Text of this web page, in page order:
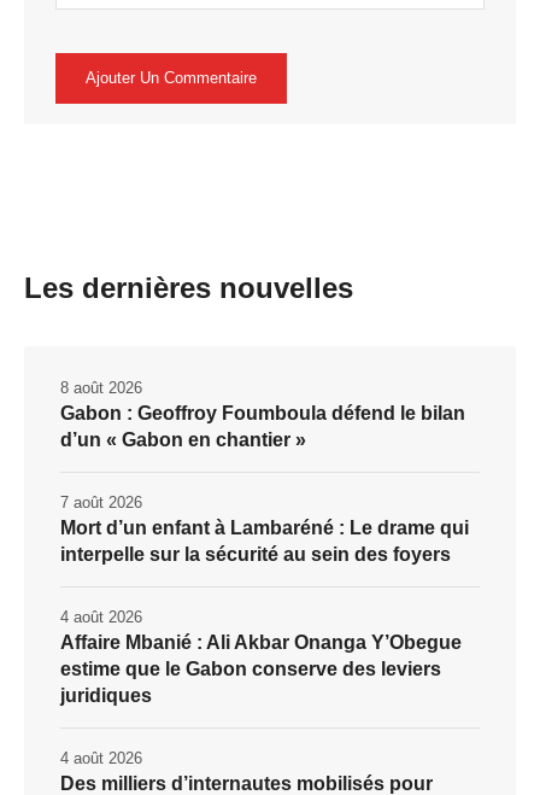
Les dernières nouvelles
Gabon : Geoffroy Foumboula défend le bilan
d’un « Gabon en chantier »
8 août 2026
Mort d’un enfant à Lambaréné : Le drame qui
interpelle sur la sécurité au sein des foyers
7 août 2026
Affaire Mbanié : Ali Akbar Onanga Y’Obegue
estime que le Gabon conserve des leviers
juridiques
4 août 2026
Des milliers d’internautes mobilisés pour
4 août 2026